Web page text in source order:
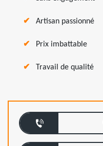
Artisan passionné
Prix imbattable
Travail de qualité